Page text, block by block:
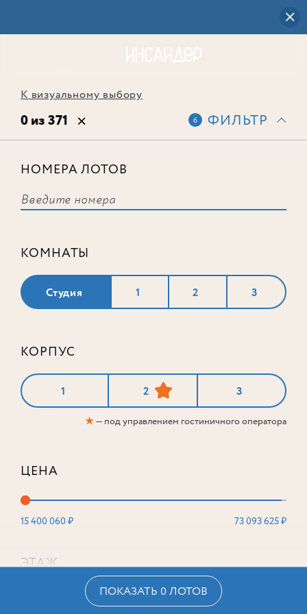
К визуальному выбору
0 из 371 6 ФИЛЬТР
НОМЕРА ЛОТОВ
КОМНАТЫ
Студия 1 2 3
КОРПУС
1 2 3
★— под управлением гостиничного оператора
ЦЕНА
15 400 060 ₽ 73 093 625 ₽
ЭТАЖ
ПОКАЗАТЬ 0 ЛОТОВ
соответствует ни одного лота